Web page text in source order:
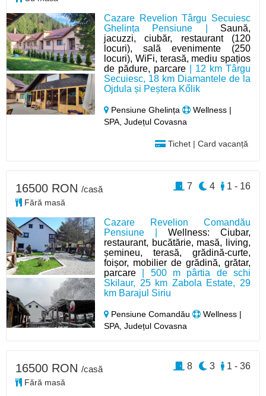
Cazare Revelion Târgu Secuiesc
Ghelința Pensiune | Saună,
jacuzzi, ciubăr, restaurant (120
locuri), sală evenimente (250
locuri), WiFi, terasă, mediu spațios
de pădure, parcare | 12 km Târgu
Secuiesc, 18 km Diamantele de la
Ojdula și Peștera Kőlik
Pensiune Ghelința
Wellness |
SPA, Județul Covasna
Tichet | Card vacanță
Cazare Revelion Comandău
Pensiune |Wellness: Ciubar,
restaurant, bucătărie, masă, living,
șemineu, terasă, grădină-curte,
foișor, mobilier de grădină, grătar,
parcare | 500 m pârtia de schi
Skilaur, 25 km Zabola Estate, 29
km Barajul Siriu
Pensiune Comandău
Wellness |
SPA, Județul Covasna
16500 RON /casă
Fără masă
1 - 16
4
7
16500 RON /casă
Fără masă
1 - 36
3
8